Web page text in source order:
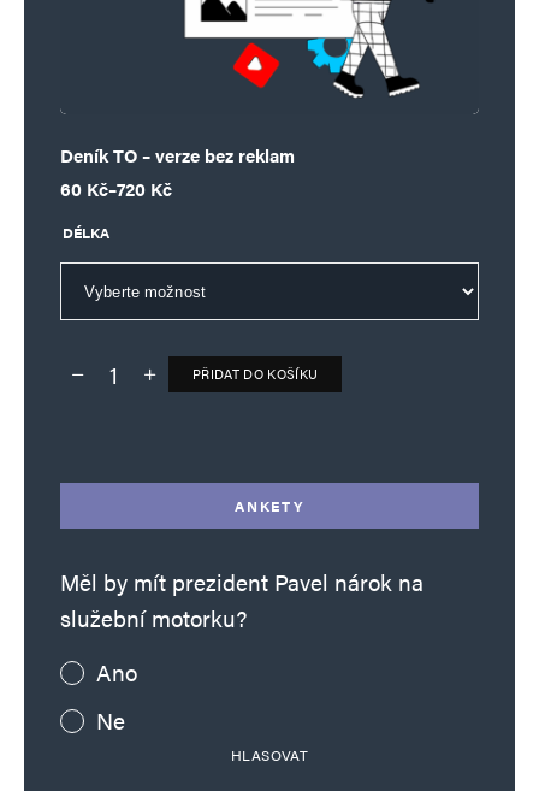
Deník TO – verze bez reklam
60 Kč–720 Kč
Rozpětí cen: 60 Kč až 720 Kč
DÉLKA
Deník TO – verze bez reklam množství
PŘIDAT DO KOŠÍKU
ANKETY
Měl by mít prezident Pavel nárok na
služební motorku?
Ano
Ne
HLASOVAT